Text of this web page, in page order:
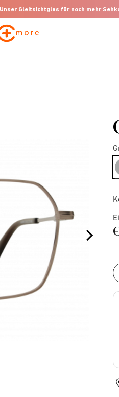
Gleitsichtglas für noch mehr